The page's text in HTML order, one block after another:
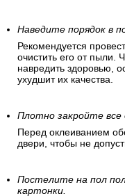
Наведите порядок в
Рекомендуется
очистить его от пыли.
навредить здоровью,
ухудшит их качества.
Плотно закройте все
Перед оклеиванием
двери, чтобы не
Постелите на пол
картонки.